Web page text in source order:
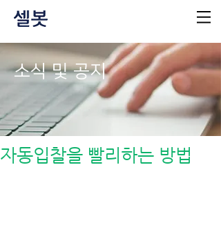
소식 및 공지
자동입찰을 빨리하는 방법